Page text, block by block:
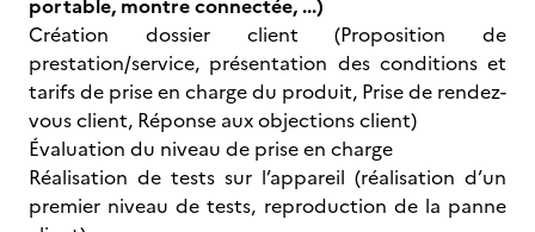
portable, montre connectée, ...)
Création dossier client (Proposition de
prestation/service, présentation des conditions et
tarifs de prise en charge du produit, Prise de rendez-
vous client, Réponse aux objections client)
Évaluation du niveau de prise en charge
Réalisation de tests sur l’appareil (réalisation d’un
premier niveau de tests, reproduction de la panne